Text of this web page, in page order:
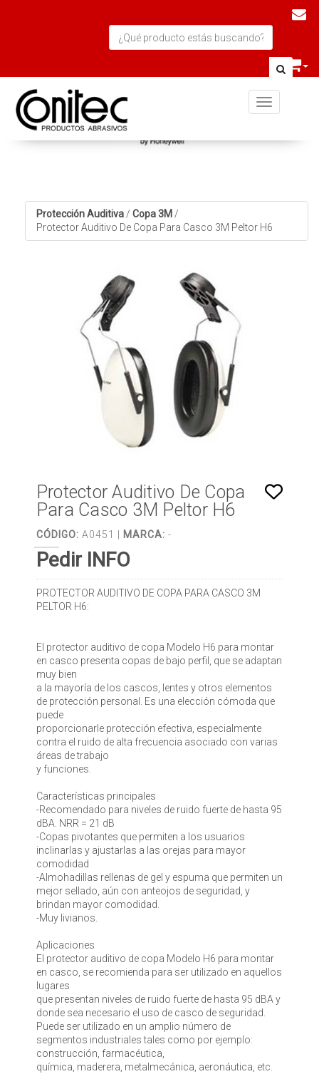
Toggle
Protección Auditiva / Copa 3M /
Protector Auditivo De Copa Para Casco 3M Peltor H6
Protector Auditivo De Copa
Para Casco 3M Peltor H6
CÓDIGO: A0451 | MARCA: -
Pedir INFO
PROTECTOR AUDITIVO DE COPA PARA CASCO 3M
PELTOR H6:
El protector auditivo de copa Modelo H6 para montar
en casco presenta copas de bajo perfil, que se adaptan
muy bien
a la mayoría de los cascos, lentes y otros elementos
de protección personal. Es una elección cómoda que
puede
proporcionarle protección efectiva, especialmente
contra el ruido de alta frecuencia asociado con varias
áreas de trabajo
y funciones.
Características principales
-Recomendado para niveles de ruido fuerte de hasta 95
dBA. NRR = 21 dB
-Copas pivotantes que permiten a los usuarios
inclinarlas y ajustarlas a las orejas para mayor
comodidad
-Almohadillas rellenas de gel y espuma que permiten un
mejor sellado, aún con anteojos de seguridad, y
brindan mayor comodidad.
-Muy livianos.
Aplicaciones
El protector auditivo de copa Modelo H6 para montar
en casco, se recomienda para ser utilizado en aquellos
lugares
que presentan niveles de ruido fuerte de hasta 95 dBA y
donde sea necesario el uso de casco de seguridad.
Puede ser utilizado en un amplio número de
segmentos industriales tales como por ejemplo:
construcción, farmacéutica,
química, maderera, metalmecánica, aeronáutica, etc.